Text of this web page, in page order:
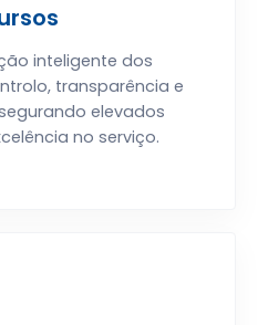
inteligente dos
transparência e
elevados
no serviço.